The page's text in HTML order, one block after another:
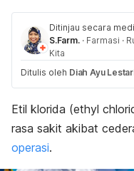
Ditinjau secara
S.Farm. · Farmasi ·
Kita
Ditulis oleh Diah Ayu
Etil klorida (ethyl
rasa sakit akibat
operasi.